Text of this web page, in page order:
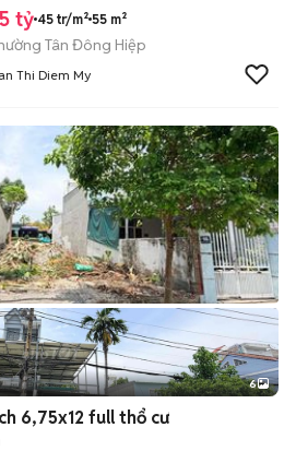
tỷ 45 tr/m² 55 m²
Tân Đông Hiệp
Thi Diem My
+2
6
6,75x12 full thổ cư